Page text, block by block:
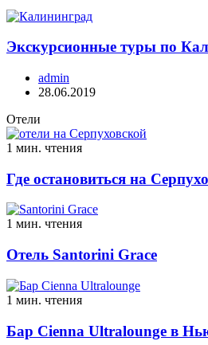
Экскурсионные туры по
admin
28.06.2019
Отели
1 мин. чтения
Где остановиться на
1 мин. чтения
Отель Santorini Grace
1 мин. чтения
Бар Cienna Ultralounge в